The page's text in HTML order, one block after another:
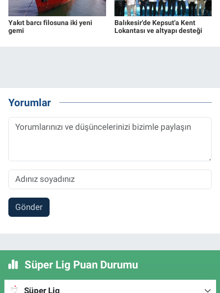
Yakıt barcı filosuna iki yeni
gemi
Balıkesir'de Kepsut'a Kent
Lokantası ve altyapı desteği
Yorumlar
Gönder
Süper Lig Puan Durumu
Süper Lig